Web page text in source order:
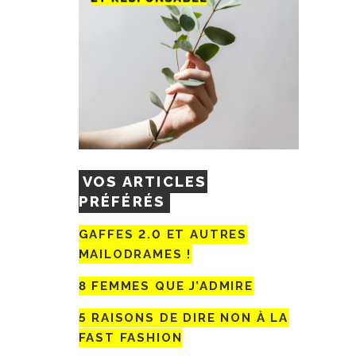
VOS ARTICLES
PRÉFÉRÉS
GAFFES 2.0 ET AUTRES
MAILODRAMES !
8 FEMMES QUE J’ADMIRE
5 RAISONS DE DIRE NON À LA
FAST FASHION